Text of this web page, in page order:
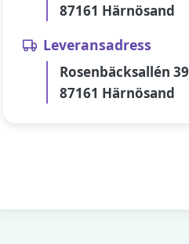
87161 Härnösand
Leveransadress
Rosenbäcksallén 39
87161 Härnösand